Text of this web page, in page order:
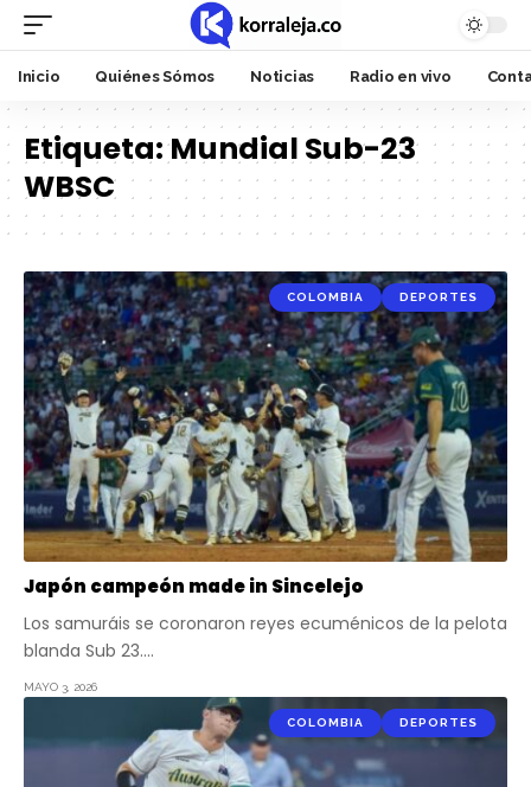
Inicio Quiénes Sómos Noticias Radio en vivo
Etiqueta:Mundial Sub-23
WBSC
COLOMBIA DEPORTES
Japón campeón made in Sincelejo
Los samuráis se coronaron reyes ecuménicos de la pelota
blanda Sub 23.…
MAYO 3, 2026
COLOMBIA DEPORTES